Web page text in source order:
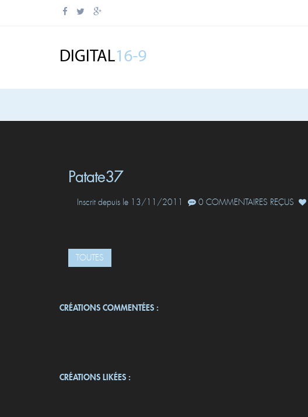
Patate37
Inscrit depuis le 13/11/2011 0 COMMENTAIRES REÇUS
TOUTES
CRÉATIONS COMMENTÉES :
CRÉATIONS LIKÉES :